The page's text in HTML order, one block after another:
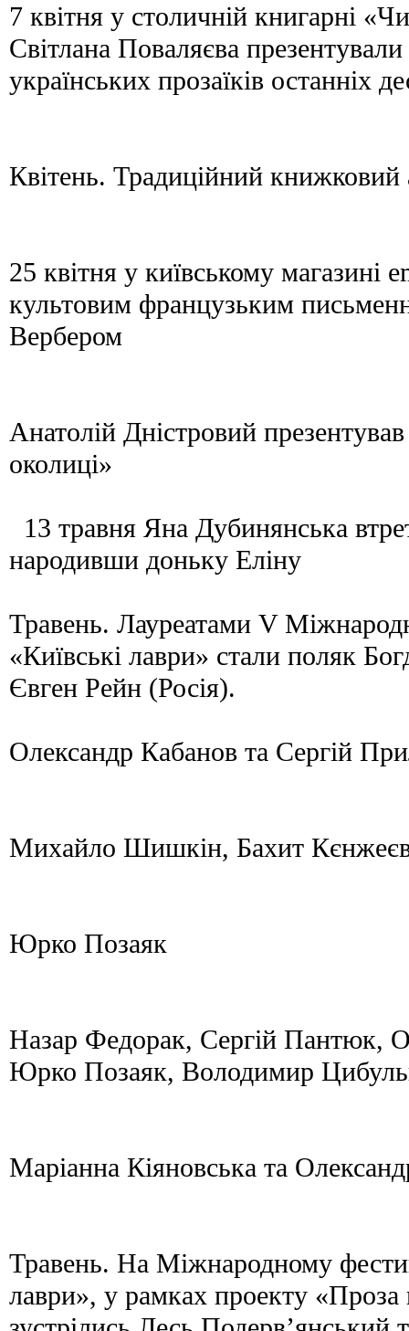
7 квітня у столичній книгарні
Світлана Поваляєва
українських прозаїків останніх
Квітень. Традиційний книжковий
25 квітня у київському магазині
культовим французьким
Вербером
Анатолій Дністровий
околиці»
13 травня Яна Дубинянська
народивши доньку Еліну
Травень. Лауреатами V
«Київські лаври» стали поляк
Євген Рейн (Росія).
Олександр Кабанов та Сергій
Михайло Шишкін, Бахит
Юрко Позаяк
Назар Федорак, Сергій Пантюк,
Юрко Позаяк, Володимир
Маріанна Кіяновська та
Травень. На Міжнародному
лаври», у рамках проекту «Проза